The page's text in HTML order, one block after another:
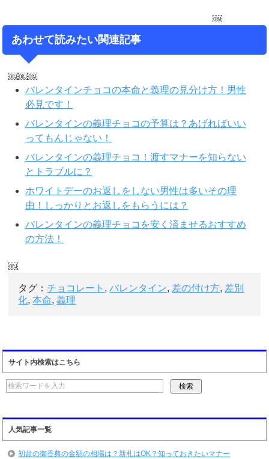
￼
あわせて読みたい関連記事
￼￼￼
バレンタインチョコの本命と義理の見分け方！男性
必見です！
バレンタインの義理チョコの予算は？あげればいい
ってもんじゃない！
バレンタインの義理チョコ！渡すマナーを知らない
とトラブルに？
ホワイトデーのお返しをしない男性は多いその理
由！しっかりとお返しをもらうには？
バレンタインの義理チョコを安く済ませるおすすめ
の方法！
￼
タグ：チョコレート ,バレンタイン, 差の付け方, 差別
化,本命,義理
サイト内検索はこちら
人気記事一覧
初盆の御香典の金額の相場は？新札はOK？知っておきたいマナー